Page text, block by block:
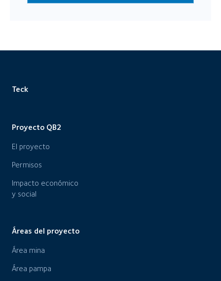
Teck
Proyecto QB2
El proyecto
Permisos
Impacto económico
y social
Áreas del proyecto
Área mina
Área pampa